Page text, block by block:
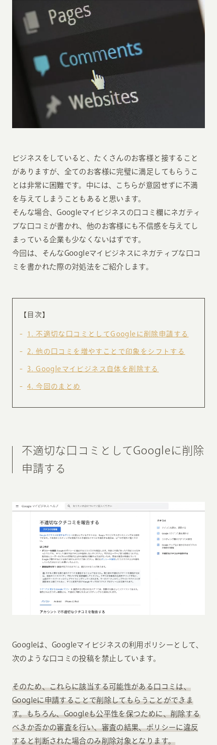
ビジネスをしていると、たくさんのお客様と接すること
がありますが、全てのお客様に完璧に満足してもらうこ
とは非常に困難です。中には、こちらが意図せずに不満
を与えてしまうこともあると思います。
そんな場合、Googleマイビジネスの口コミ欄にネガティ
ブな口コミが書かれ、他のお客様にも不信感を与えてし
まっている企業も少なくないはずです。
今回は、そんなGoogleマイビジネスにネガティブな口コ
ミを書かれた際の対処法をご紹介します。
【目次】
1 不適切な口コミとしてGoogleに削除申請する
2 他の口コミを増やすことで印象をシフトする
3 Googleマイビジネス自体を削除する
4 今回のまとめ
不適切な口コミとしてGoogleに削除
申請する
Googleは、Googleマイビジネスの利用ポリシーとして、
次のような口コミの投稿を禁止しています。
そのため、これらに該当する可能性がある口コミは、
Googleに申請することで削除してもらうことができま
す。もちろん、Googleも公平性を保つために、削除する
べきか否かの審査を行い、審査の結果、ポリシーに違反
すると判断された場合のみ削除対象となります。